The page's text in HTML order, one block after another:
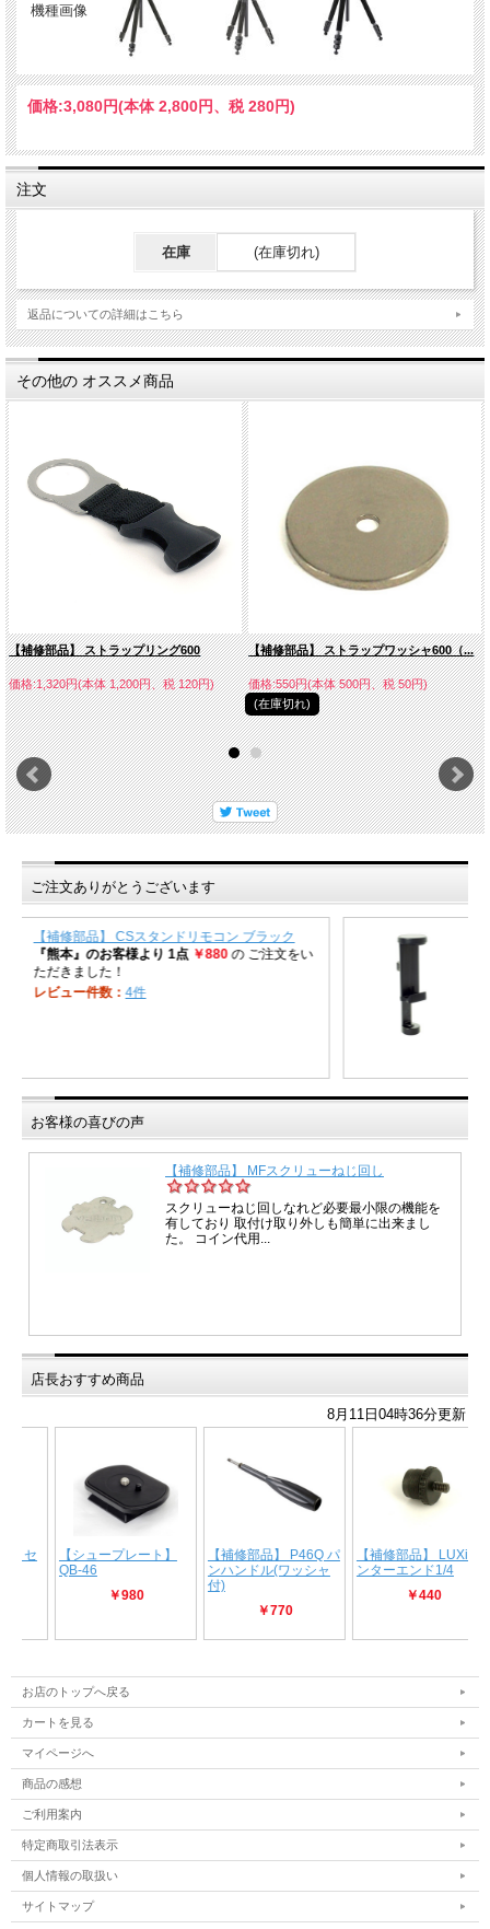
機種画像
価格:3,080円(本体 2,800円、税 280円)
注文
在庫 (在庫切れ)
返品についての詳細はこちら
その他の オススメ商品
【補修部品】 ストラップリング600
価格:1,320円(本体 1,200円、税 120円)
【補修部品】 ストラップワッシャ600（...
価格:550円(本体 500円、税 50円)
(在庫切れ)
ご注文ありがとうございます
お客様の喜びの声
店長おすすめ商品
お店のトップへ戻る
カートを見る
マイページへ
商品の感想
ご利用案内
特定商取引法表示
個人情報の取扱い
サイトマップ